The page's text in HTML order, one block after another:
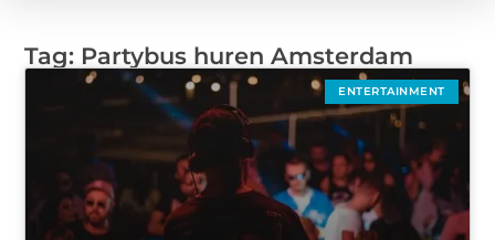
Tag: Partybus huren Amsterdam
ENTERTAINMENT